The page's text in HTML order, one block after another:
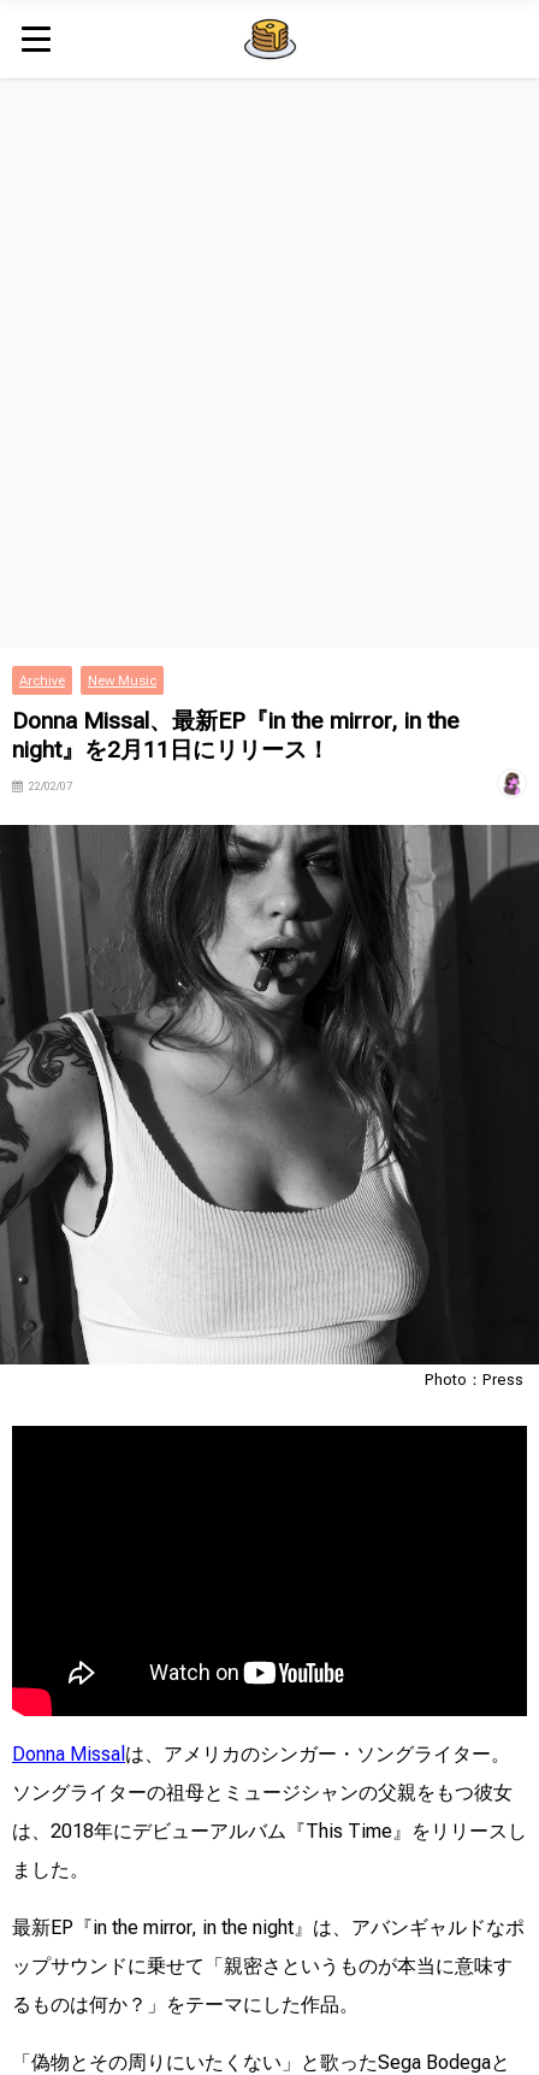
Archive New Music
Donna Missal、最新EP『in the mirror, in the
night』を2月11日にリリース！
22/02/07
Photo：Press
Donna Missal は、アメリカのシンガー・ソングライター。
ソングライターの祖母とミュージシャンの父親をもつ彼女
は、2018年にデビューアルバム『This Time』をリリースし
ました。
最新EP『in the mirror, in the night』は、アバンギャルドなポ
ップサウンドに乗せて「親密さというものが本当に意味す
るものは何か？」をテーマにした作品。
「偽物とその周りにいたくない」と歌ったSega Bodegaと